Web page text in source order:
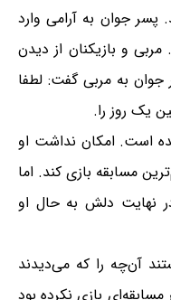
پسر جوان به آرامی ‌وارد
و بازیکنان از دیدن
به مربی گفت: لطفا
یک روز را.
است. امکان نداشت او
مسابقه بازی کند. اما
نهایت دلش به حال او
آن‌چه را که می‌دیدند
بازی نکرده بود